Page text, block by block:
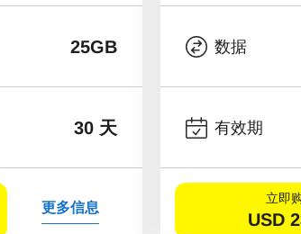
25GB
30 天
更多信息
数据
有效期
立即
USD